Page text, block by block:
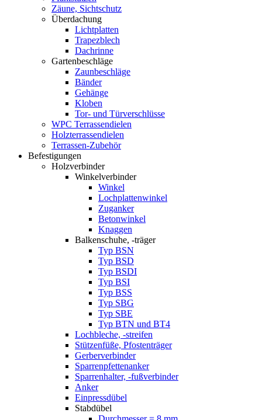
Zäune, Sichtschutz
Überdachung
Lichtplatten
Trapezblech
Dachrinne
Gartenbeschläge
Zaunbeschläge
Bänder
Gehänge
Kloben
Tor- und Türverschlüsse
WPC Terrassendielen
Holzterrassendielen
Terrassen-Zubehör
Befestigungen
Holzverbinder
Winkelverbinder
Winkel
Lochplattenwinkel
Zuganker
Betonwinkel
Knaggen
Balkenschuhe, -träger
Typ BSN
Typ BSD
Typ BSDI
Typ BSI
Typ BSS
Typ SBG
Typ SBE
Typ BTN und BT4
Lochbleche, -streifen
Stützenfüße, Pfostenträger
Gerberverbinder
Sparrenpfettenanker
Sparrenhalter, -fußverbinder
Anker
Einpressdübel
Stabdübel